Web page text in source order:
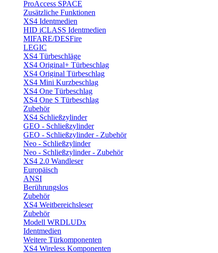
ProAccess SPACE
Zusätzliche Funktionen
XS4 Identmedien
HID iCLASS Identmedien
MIFARE/DESFire
LEGIC
XS4 Türbeschläge
XS4 Original+ Türbeschlag
XS4 Original Türbeschlag
XS4 Mini Kurzbeschlag
XS4 One Türbeschlag
XS4 One S Türbeschlag
Zubehör
XS4 Schließzylinder
GEO - Schließzylinder
GEO - Schließzylinder - Zubehör
Neo - Schließzylinder
Neo - Schließzylinder - Zubehör
XS4 2.0 Wandleser
Europäisch
ANSI
Berührungslos
Zubehör
XS4 Weitbereichsleser
Zubehör
Modell WRDLUDx
Identmedien
Weitere Türkomponenten
XS4 Wireless Komponenten